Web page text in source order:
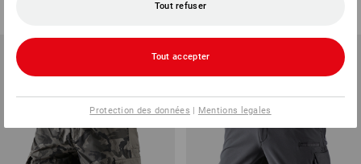
(TTC) à p. de 10 Pièces
Tout refuser
Tout accepter
Protection des données | Mentions legales